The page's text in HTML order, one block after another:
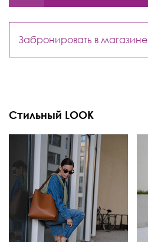
Забронировать в магазине
Стильный LOOK